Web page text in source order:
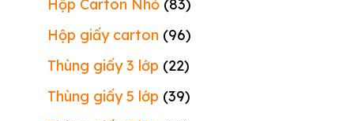
Hộp Carton Nhỏ (83)
Hộp giấy carton (96)
Thùng giấy 3 lớp (22)
Thùng giấy 5 lớp (39)